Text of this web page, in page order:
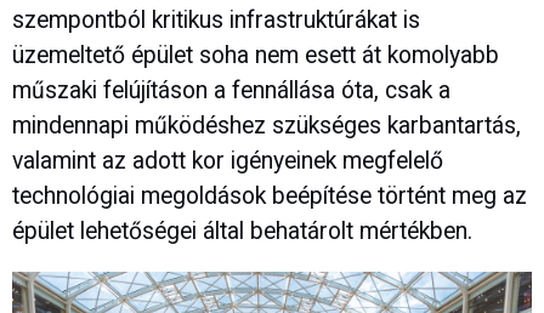
szempontból kritikus infrastruktúrákat is
üzemeltető épület soha nem esett át komolyabb
műszaki felújításon a fennállása óta, csak a
mindennapi működéshez szükséges karbantartás,
valamint az adott kor igényeinek megfelelő
technológiai megoldások beépítése történt meg az
épület lehetőségei által behatárolt mértékben.